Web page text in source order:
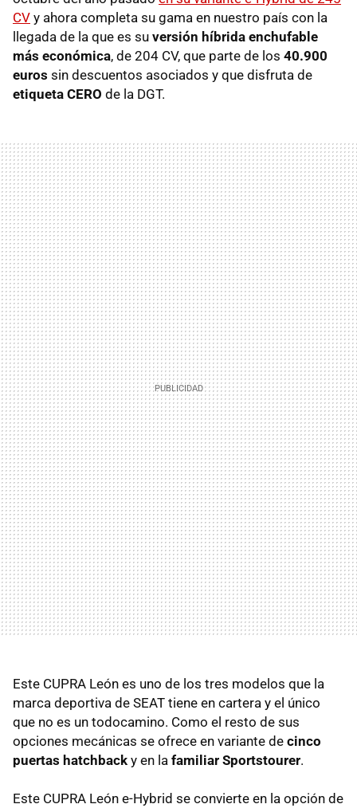
CV y ahora completa su gama en nuestro país con la
llegada de la que es su versión híbrida enchufable
más económica, de 204 CV, que parte de los 40.900
euros sin descuentos asociados y que disfruta de
etiqueta CERO de la DGT.
Este CUPRA León es uno de los tres modelos que la
marca deportiva de SEAT tiene en cartera y el único
que no es un todocamino. Como el resto de sus
opciones mecánicas se ofrece en variante de cinco
puertas hatchback y en la familiar Sportstourer.
Este CUPRA León e-Hybrid se convierte en la opción de